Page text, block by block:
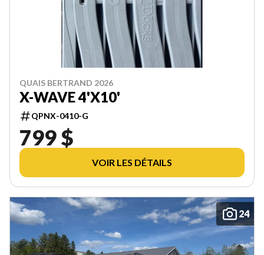
QUAIS BERTRAND 2026
X-WAVE 4'X10'
QPNX-0410-G
799 $
VOIR LES DÉTAILS
24